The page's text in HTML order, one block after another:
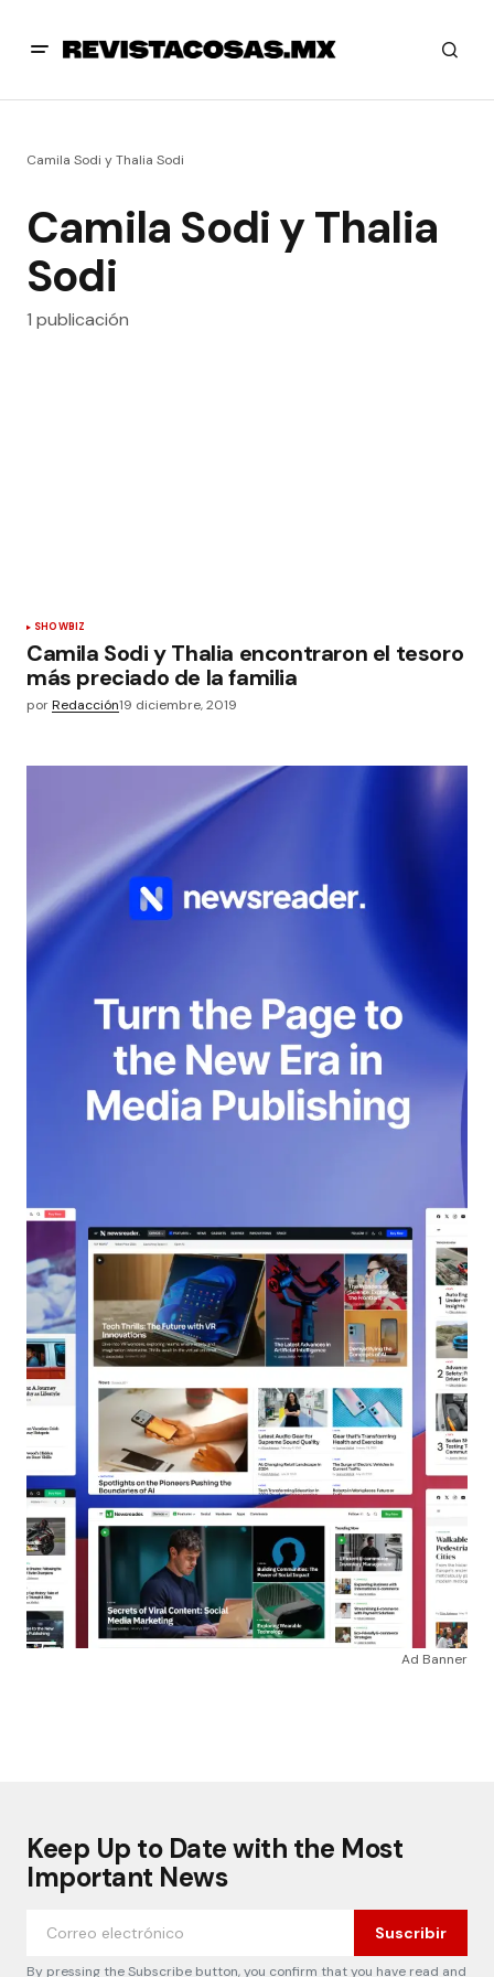
Camila Sodi y Thalia Sodi
Camila Sodi y Thalia
Sodi
1 publicación
SHOWBIZ
Camila Sodi y Thalia encontraron el tesoro
más preciado de la familia
porRedacción19 diciembre, 2019
Ad Banner
Keep Up to Date with the Most
Important News
Suscribir
By pressing the Subscribe button, you confirm that you have read and